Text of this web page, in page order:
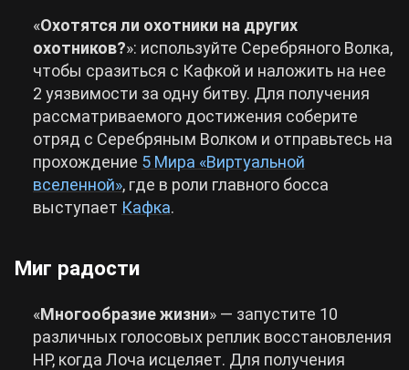
«Охотятся ли охотники на других
охотников?»: используйте Серебряного Волка,
чтобы сразиться с Кафкой и наложить на нее
2 уязвимости за одну битву. Для получения
рассматриваемого достижения соберите
отряд с Серебряным Волком и отправьтесь на
прохождение 5 Мира «Виртуальной
вселенной», где в роли главного босса
выступает Кафка.
Миг радости
«Многообразие жизни» — запустите 10
различных голосовых реплик восстановления
HP, когда Лоча исцеляет. Для получения